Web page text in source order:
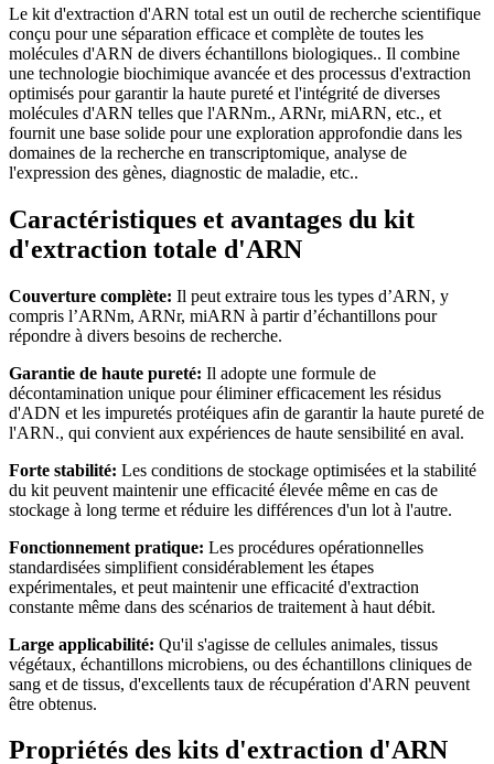
Le kit d'extraction d'ARN total est un outil de recherche scientifique
conçu pour une séparation efficace et complète de toutes les
molécules d'ARN de divers échantillons biologiques.. Il combine
une technologie biochimique avancée et des processus d'extraction
optimisés pour garantir la haute pureté et l'intégrité de diverses
molécules d'ARN telles que l'ARNm., ARNr, miARN, etc., et
fournit une base solide pour une exploration approfondie dans les
domaines de la recherche en transcriptomique, analyse de
l'expression des gènes, diagnostic de maladie, etc..
Caractéristiques et avantages du kit
d'extraction totale d'ARN
Couverture complète: Il peut extraire tous les types d’ARN, y
compris l’ARNm, ARNr, miARN à partir d’échantillons pour
répondre à divers besoins de recherche.
Garantie de haute pureté: Il adopte une formule de
décontamination unique pour éliminer efficacement les résidus
d'ADN et les impuretés protéiques afin de garantir la haute pureté de
l'ARN., qui convient aux expériences de haute sensibilité en aval.
Forte stabilité: Les conditions de stockage optimisées et la stabilité
du kit peuvent maintenir une efficacité élevée même en cas de
stockage à long terme et réduire les différences d'un lot à l'autre.
Fonctionnement pratique: Les procédures opérationnelles
standardisées simplifient considérablement les étapes
expérimentales, et peut maintenir une efficacité d'extraction
constante même dans des scénarios de traitement à haut débit.
Large applicabilité: Qu'il s'agisse de cellules animales, tissus
végétaux, échantillons microbiens, ou des échantillons cliniques de
sang et de tissus, d'excellents taux de récupération d'ARN peuvent
être obtenus.
Propriétés des kits d'extraction d'ARN